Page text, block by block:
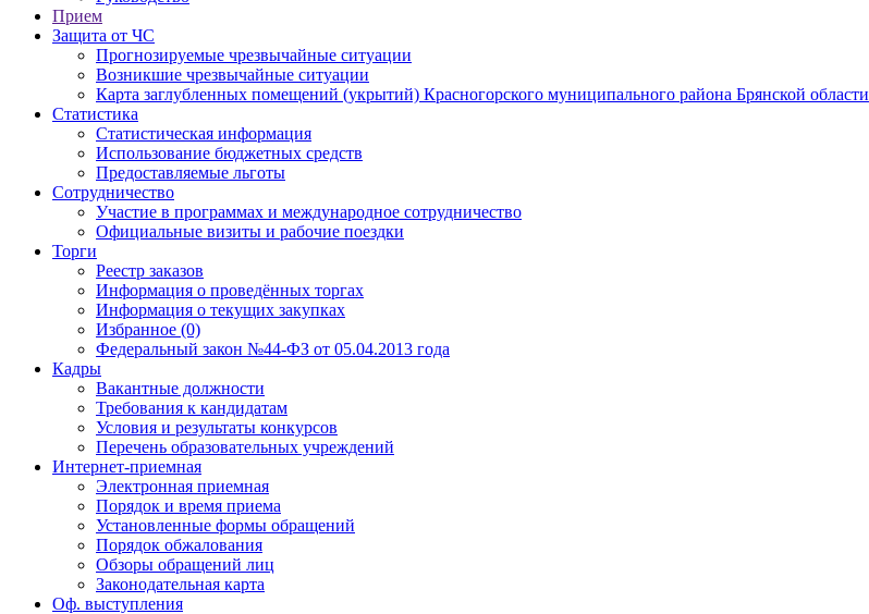
Прием
Защита от ЧС
Прогнозируемые чрезвычайные ситуации
Возникшие чрезвычайные ситуации
Карта заглубленных помещений (укрытий) Красногорского муниципального района Брянской области
Статистика
Статистическая информация
Использование бюджетных средств
Предоставляемые льготы
Сотрудничество
Участие в программах и международное сотрудничество
Официальные визиты и рабочие поездки
Торги
Реестр заказов
Информация о проведённых торгах
Информация о текущих закупках
Избранное (0)
Федеральный закон №44-ФЗ от 05.04.2013 года
Кадры
Вакантные должности
Требования к кандидатам
Условия и результаты конкурсов
Перечень образовательных учреждений
Интернет-приемная
Электронная приемная
Порядок и время приема
Установленные формы обращений
Порядок обжалования
Обзоры обращений лиц
Законодательная карта
Оф. выступления